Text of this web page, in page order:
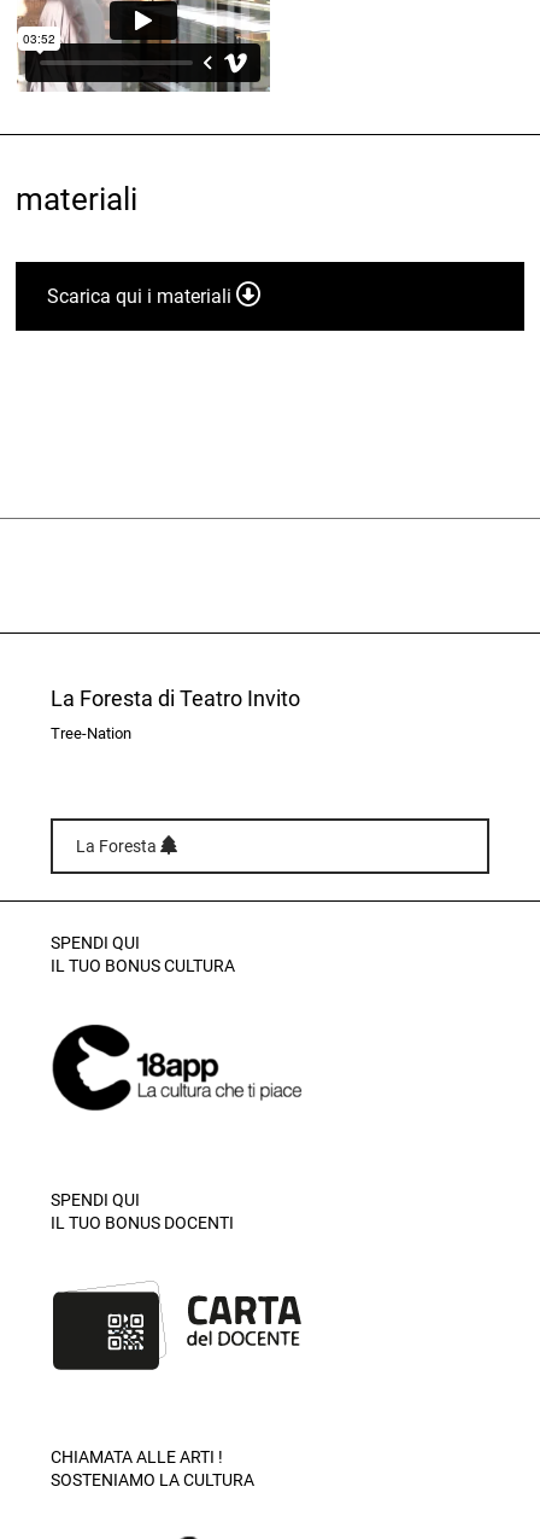
materiali
Scarica qui i materiali
La Foresta di Teatro Invito
Tree-Nation
La Foresta
SPENDI QUI
IL TUO BONUS CULTURA
SPENDI QUI
IL TUO BONUS DOCENTI
CHIAMATA ALLE ARTI !
SOSTENIAMO LA CULTURA